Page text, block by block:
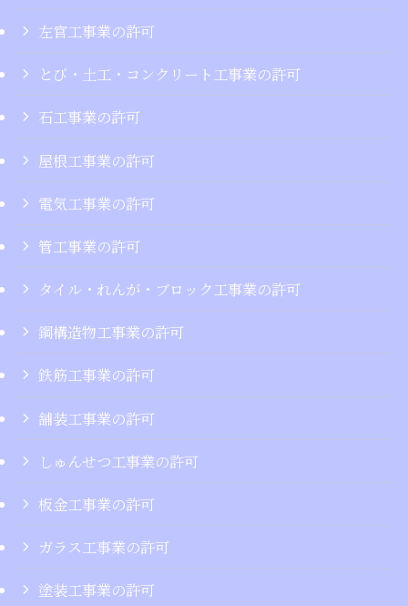
左官工事業の許可
とび・土工・コンクリート工事業の許可
石工事業の許可
屋根工事業の許可
電気工事業の許可
管工事業の許可
タイル・れんが・ブロック工事業の許可
鋼構造物工事業の許可
鉄筋工事業の許可
舗装工事業の許可
しゅんせつ工事業の許可
板金工事業の許可
ガラス工事業の許可
塗装工事業の許可